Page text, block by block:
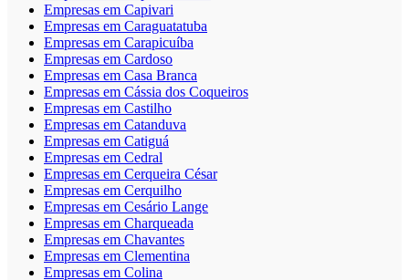
Empresas em Capivari
Empresas em Caraguatatuba
Empresas em Carapicuíba
Empresas em Cardoso
Empresas em Casa Branca
Empresas em Cássia dos Coqueiros
Empresas em Castilho
Empresas em Catanduva
Empresas em Catiguá
Empresas em Cedral
Empresas em Cerqueira César
Empresas em Cerquilho
Empresas em Cesário Lange
Empresas em Charqueada
Empresas em Chavantes
Empresas em Clementina
Empresas em Colina